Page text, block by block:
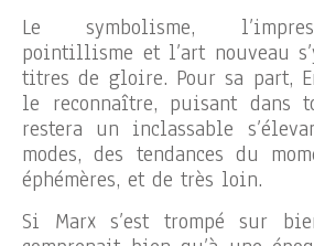
Le symbolisme,
pointillisme et l’art nouveau
titres de gloire. Pour sa part,
le reconnaître, puisant dans
restera un inclassable
modes, des tendances du
éphémères, et de très loin.
Si Marx s’est trompé sur